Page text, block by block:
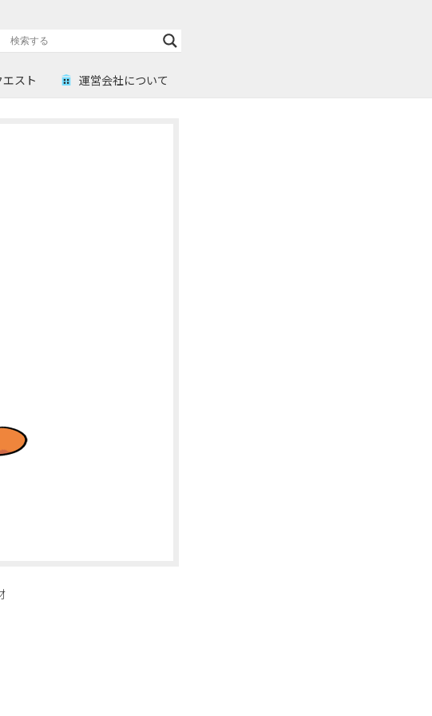
エスト 運営会社について